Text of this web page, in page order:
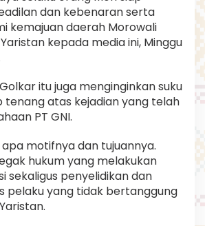
dan kebenaran serta
kemajuan daerah Morowali
kepada media ini, Minggu
itu juga menginginkan suku
tenang atas kejadian yang telah
PT GNI.
motifnya dan tujuannya.
hukum yang melakukan
sekaligus penyelidikan dan
pelaku yang tidak bertanggung